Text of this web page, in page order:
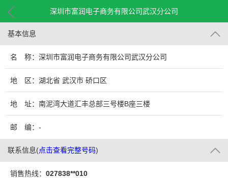
深圳市富润电子商务有限公司武汉分公司
基本信息
名 称：深圳市富润电子商务有限公司武汉分公司
地 区：湖北省 武汉市 硚口区
地 址：南泥湾大道汇丰总部三号楼B座三楼
邮 编：-
联系信息(点击查看完整号码)
销售热线： 027838**010